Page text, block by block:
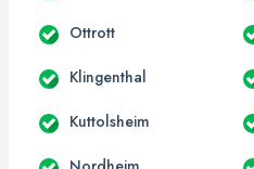
Ottrott
Klingenthal
Kuttolsheim